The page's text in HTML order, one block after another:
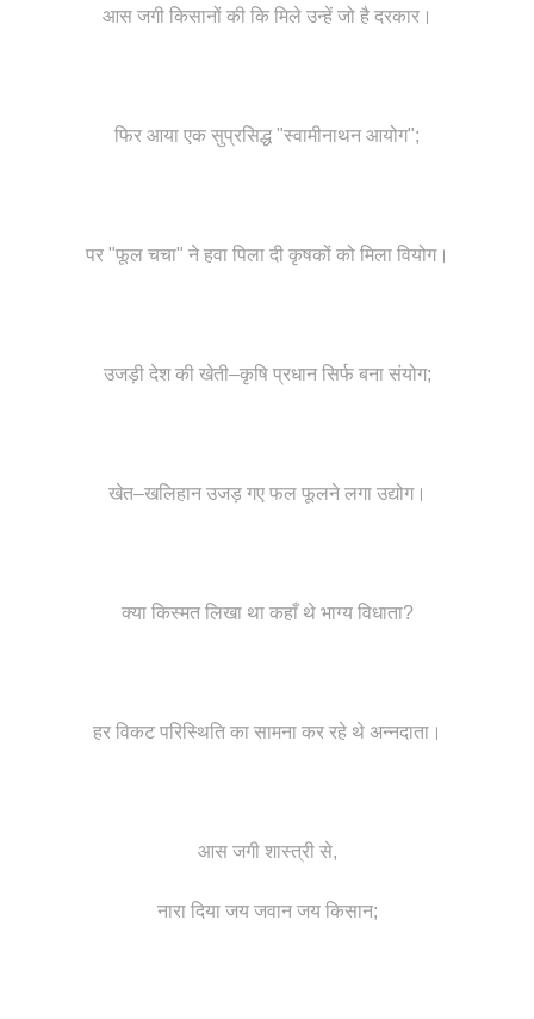
आस जगी किसानों की कि मिले उन्हें जो है दरकार।
फिर आया एक सुप्रसिद्ध "स्वामीनाथन आयोग";
पर "फूल चचा" ने हवा पिला दी कृषकों को मिला वियोग।
उजड़ी देश की खेती–कृषि प्रधान सिर्फ बना संयोग;
खेत–खलिहान उजड़ गए फल फूलने लगा उद्योग।
क्या किस्मत लिखा था कहाँ थे भाग्य विधाता?
हर विकट परिस्थिति का सामना कर रहे थे अन्नदाता।
आस जगी शास्त्री से,
नारा दिया जय जवान जय किसान;